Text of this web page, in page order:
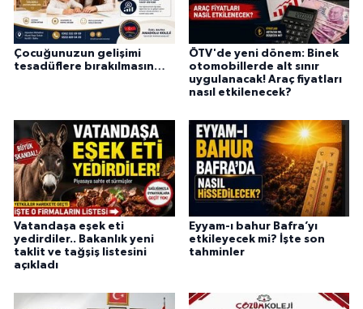
Çocuğunuzun gelişimi
tesadüflere bırakılmasın…
ÖTV'de yeni dönem: Binek
otomobillerde alt sınır
uygulanacak! Araç fiyatları
nasıl etkilenecek?
Vatandaşa eşek eti
yedirdiler.. Bakanlık yeni
taklit ve tağşiş listesini
açıkladı
Eyyam-ı bahur Bafra’yı
etkileyecek mi? İşte son
tahminler